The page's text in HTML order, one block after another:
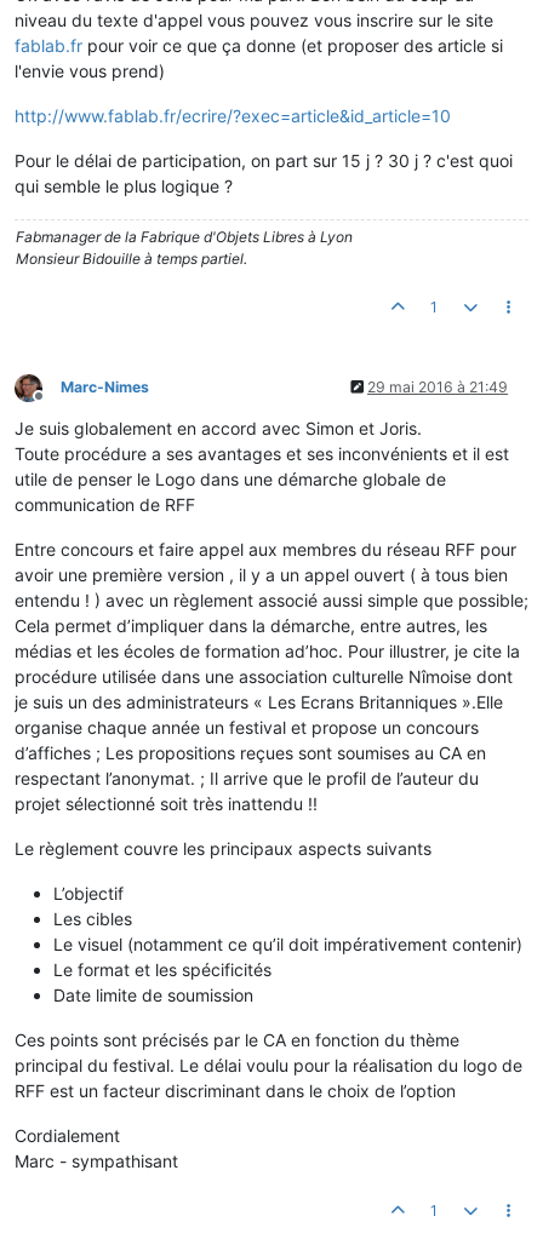
niveau du texte d'appel vous pouvez vous inscrire sur le site
fablab.fr pour voir ce que ça donne (et proposer des article si
l'envie vous prend)
http://www.fablab.fr/ecrire/?exec=article&id_article=10
Pour le délai de participation, on part sur 15 j ? 30 j ? c'est quoi
qui semble le plus logique ?
Fabmanager de la Fabrique d'Objets Libres à Lyon
Monsieur Bidouille à temps partiel.
1
Hors-ligne
Marc-Nimes 29 mai 2016 à 21:49
Je suis globalement en accord avec Simon et Joris.
Toute procédure a ses avantages et ses inconvénients et il est
utile de penser le Logo dans une démarche globale de
communication de RFF
Entre concours et faire appel aux membres du réseau RFF pour
avoir une première version , il y a un appel ouvert ( à tous bien
entendu ! ) avec un règlement associé aussi simple que possible;
Cela permet d’impliquer dans la démarche, entre autres, les
médias et les écoles de formation ad’hoc. Pour illustrer, je cite la
procédure utilisée dans une association culturelle Nîmoise dont
je suis un des administrateurs « Les Ecrans Britanniques ».Elle
organise chaque année un festival et propose un concours
d’affiches ; Les propositions reçues sont soumises au CA en
respectant l’anonymat. ; Il arrive que le profil de l’auteur du
projet sélectionné soit très inattendu !!
Le règlement couvre les principaux aspects suivants
L’objectif
Les cibles
Le visuel (notamment ce qu’il doit impérativement contenir)
Le format et les spécificités
Date limite de soumission
Ces points sont précisés par le CA en fonction du thème
principal du festival. Le délai voulu pour la réalisation du logo de
RFF est un facteur discriminant dans le choix de l’option
Cordialement
Marc - sympathisant
1